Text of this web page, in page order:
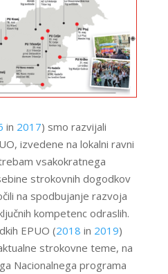
in 2017) smo razvijali
izvedene na lokalni ravni
vsakokratnega
strokovnih dogodkov
na spodbujanje razvoja
kompetenc odraslih.
EPUO (2018 in 2019)
strokovne teme, na
Nacionalnega programa